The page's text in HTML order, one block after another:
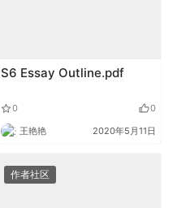
S6 Essay Outline.pdf
0 0
王艳艳 2020年5月11日
作者社区